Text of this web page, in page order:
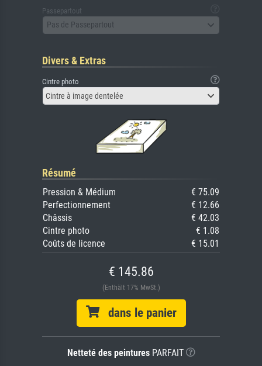
Passepartout
Pas de Passepartout
Divers & Extras
Cintre photo
Cintre à image dentelée
Résumé
Pression & Médium
€ 75.09
Perfectionnement
€ 12.66
Châssis
€ 42.03
Cintre photo
€ 1.08
Coûts de licence
€ 15.01
€ 145.86
(Enthält 17% MwSt.)
dans le panier
Netteté des peinturesPARFAIT